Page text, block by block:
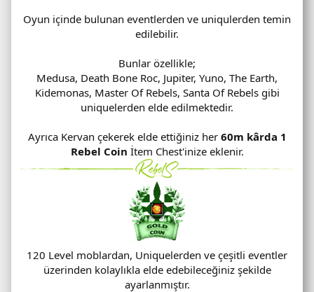
Oyun içinde bulunan eventlerden ve uniqulerden temin
edilebilir.
Bunlar özellikle;
Medusa, Death Bone Roc, Jupiter, Yuno, The Earth,
Kidemonas, Master Of Rebels, Santa Of Rebels gibi
uniquelerden elde edilmektedir.
Ayrıca Kervan çekerek elde ettiğiniz her 60m kârda 1
Rebel Coin İtem Chest'inize eklenir.
120 Level moblardan, Uniquelerden ve çeşitli eventler
üzerinden kolaylıkla elde edebileceğiniz şekilde
ayarlanmıştır.